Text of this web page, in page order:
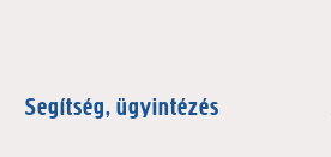
Segítség, ügyintézés